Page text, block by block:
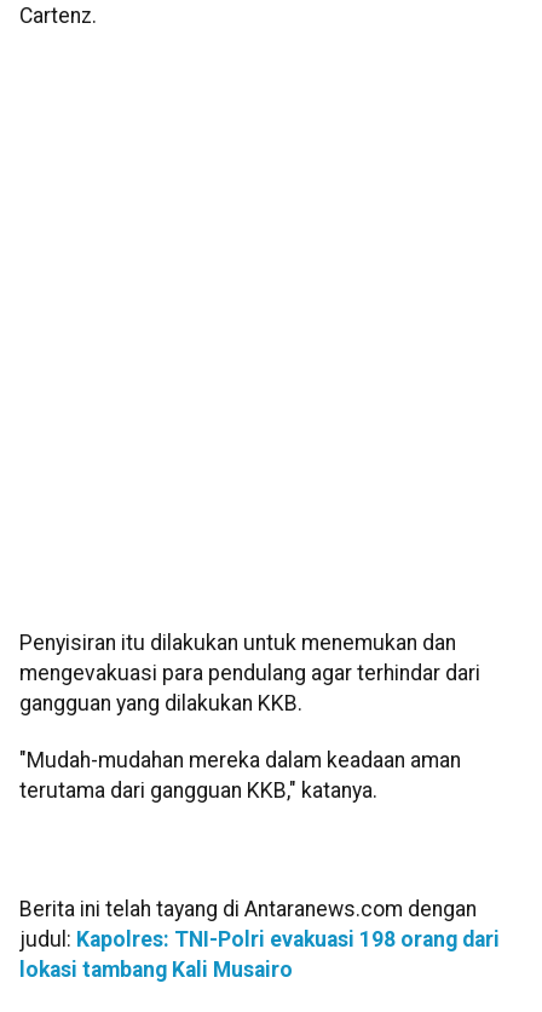
Cartenz.
Penyisiran itu dilakukan untuk menemukan dan
mengevakuasi para pendulang agar terhindar dari
gangguan yang dilakukan KKB.
"Mudah-mudahan mereka dalam keadaan aman
terutama dari gangguan KKB," katanya.
Berita ini telah tayang di Antaranews.com dengan
judul: Kapolres: TNI-Polri evakuasi 198 orang dari
lokasi tambang Kali Musairo